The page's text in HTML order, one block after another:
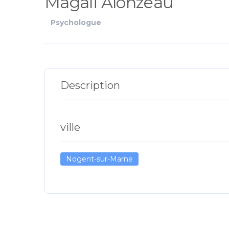
Psychologue
Description
ville
Nogent-sur-Marne